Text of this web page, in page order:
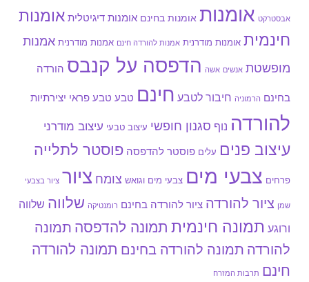
אבסטרקט אומנות אומנות בחינם אומנות דיגיטלית אומנות
חינמית אומנות מודרנית אמנות להורדה חינם אמנות מודרנית אמנות
מופשטת אנשים אשה הדפסה על קנבס הורדה
בחינם הרמוניה חיבור לטבע חינם טבע טבע פראי יצירתיות
להורדה נוף סגנון חופשי עיצוב טבעי עיצוב מודרני
עיצוב פנים עלים פוסטר להדפסה פוסטר לתלייה
פרחים צבעי מים צבעי מים וגואש צומח ציור ציור בצבעי
שמן ציור להורדה ציור להורדה בחינם רומנטיקה שלווה שלווה
ורוגע תמונה חינמית תמונה להדפסה תמונה
להורדה תמונה להורדה בחינם תמונה להורדה
חינם תרבות המזרח